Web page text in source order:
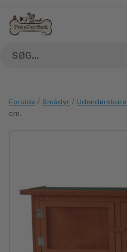
indhold
Forside / Smådyr / Udendørsbure
cm.